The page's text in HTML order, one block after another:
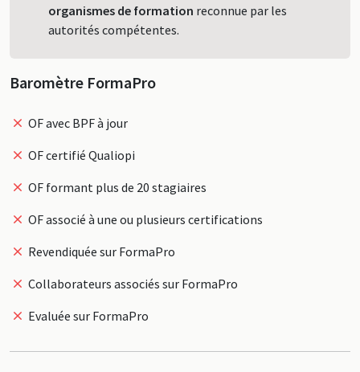
organismes de formation reconnue par les
autorités compétentes.
Baromètre FormaPro
OF avec BPF à jour
OF certifié Qualiopi
OF formant plus de 20 stagiaires
OF associé à une ou plusieurs certifications
Revendiquée sur FormaPro
Collaborateurs associés sur FormaPro
Evaluée sur FormaPro